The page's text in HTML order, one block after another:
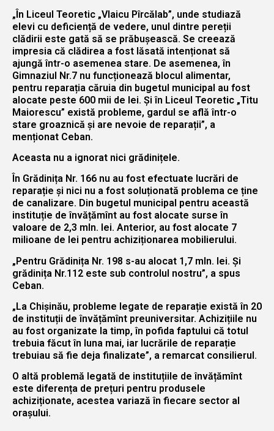
„În Liceul Teoretic „Vlaicu Pîrcălab”, unde studiază
elevi cu deficiență de vedere, unul dintre pereții
clădirii este gată să se prăbușească. Se creează
impresia că clădirea a fost lăsată intenționat să
ajungă într-o asemenea stare. De asemenea, în
Gimnaziul Nr.7 nu funcționează blocul alimentar,
pentru reparația căruia din bugetul municipal au fost
alocate peste 600 mii de lei. Și în Liceul Teoretic „Titu
Maiorescu” există probleme, gardul se află într-o
stare groaznică și are nevoie de reparații”, a
menționat Ceban.
Aceasta nu a ignorat nici grădinițele.
În Grădinița Nr. 166 nu au fost efectuate lucrări de
reparație și nici nu a fost soluționată problema ce ține
de canalizare. Din bugetul municipal pentru această
instituție de învățămînt au fost alocate surse în
valoare de 2,3 mln. lei. Anterior, au fost alocate 7
milioane de lei pentru achiziționarea mobilierului.
„Pentru Grădinița Nr. 198 s-au alocat 1,7 mln. lei. Și
grădinița Nr.112 este sub controlul nostru”, a spus
Ceban.
„La Chișinău, probleme legate de reparație există în 20
de instituții de învățămînt preuniversitar. Achizițiile nu
au fost organizate la timp, în pofida faptului că totul
trebuia făcut în luna mai, iar lucrările de reparație
trebuiau să fie deja finalizate”, a remarcat consilierul.
O altă problemă legată de instituțiile de învățămînt
este diferența de prețuri pentru produsele
achiziționate, acestea variază în fiecare sector al
orașului.